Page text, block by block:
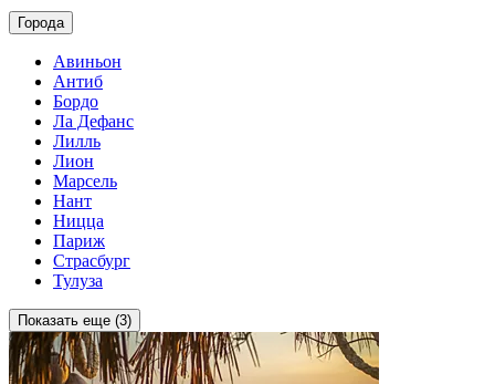
Города
Авиньон
Антиб
Бордо
Ла Дефанс
Лилль
Лион
Марсель
Нант
Ницца
Париж
Страсбург
Тулуза
Показать еще (3)